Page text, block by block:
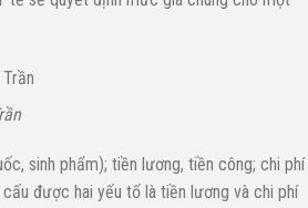
sinh phẩm); tiền lương, tiền công; chi phí
được hai yếu tố là tiền lương và chi phí